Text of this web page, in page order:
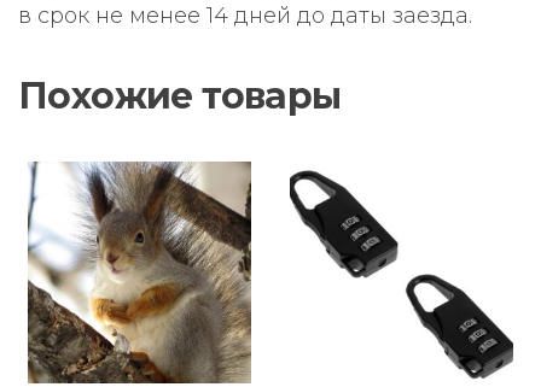
в срок не менее 14 дней до даты заезда.
Похожие товары